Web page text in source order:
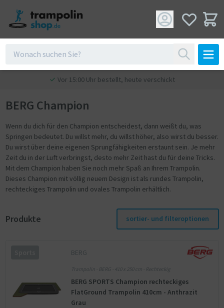
Vor 15:00 Uhr bestellt, heute verschickt
BERG Champion
Wenn du dich für den Champion entscheidest, dann weißt du, was
Springen bedeutet. Du willst mehr, du willst höher, also wirst du besser.
Du wirst über deine eigenen Sprungfähigkeiten erstaunt sein. Je mehr
Zeit du in der Luft verbringst, desto mehr Zeit hast du für deine Tricks.
Mit dem Champion haben Sie noch mehr Spaß an Ihrem Trampolin.
Dieses Champion mit völlig neuem Design ist als rundes Trampolin,
rechteckiges Trampolin und ovales Trampolin erhältlich.
Produkte sortier- und filteroptionen
BERG
Trampolin - BERG - 410 x 250 cm - Rechteckig
BERG SPORTS Champion rechteckiges
FlatGround Trampolin 410cm - Anthrazit
Grau